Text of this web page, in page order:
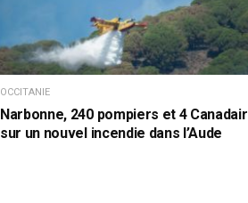
OCCITANIE
Narbonne, 240 pompiers et 4 Canadair
sur un nouvel incendie dans l’Aude